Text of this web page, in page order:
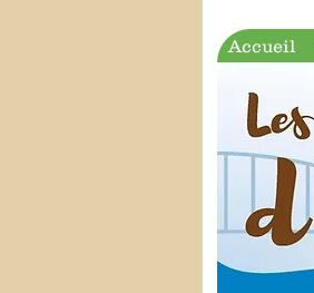
Accueil